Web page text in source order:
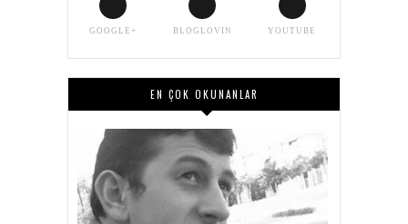
GOOGLE+ BLOGLOVIN YOUTUBE
EN ÇOK OKUNANLAR